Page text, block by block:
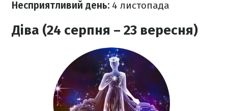
Несприятливий день: 4 листопада
Діва (24 серпня – 23 вересня)